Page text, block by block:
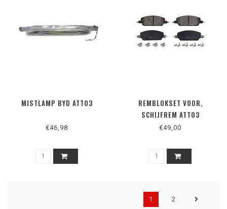
MISTLAMP BYD ATTO3
€46,98
REMBLOKSET VOOR,
SCHIJFREM ATTO3
€49,00
1 2